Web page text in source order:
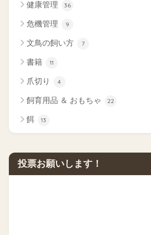
健康管理 36
危機管理 9
文鳥の飼い方 7
書籍 11
爪切り 4
飼育用品 ＆ おもちゃ 22
餌 13
投票お願いします！